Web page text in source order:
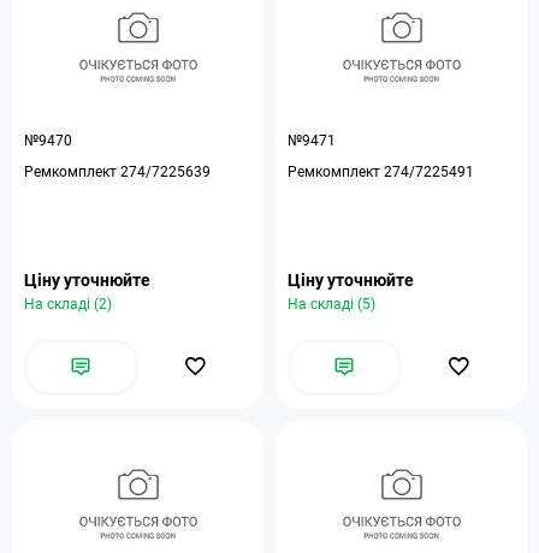
№9470
Ремкомплект 274/7225639
Ціну уточнюйте
На складі (2)
№9471
Ремкомплект 274/7225491
Ціну уточнюйте
На складі (5)